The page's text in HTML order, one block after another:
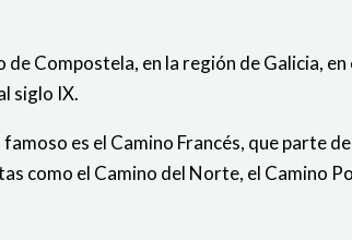
Compostela, en la región de Galicia, en
siglo IX.
es el Camino Francés, que parte
como el Camino del Norte, el Camino